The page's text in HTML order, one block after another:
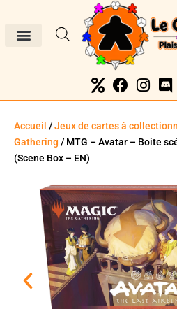
Accueil /Jeux de cartes à
Gathering / MTG – Avatar – Boite
(Scene Box – EN)